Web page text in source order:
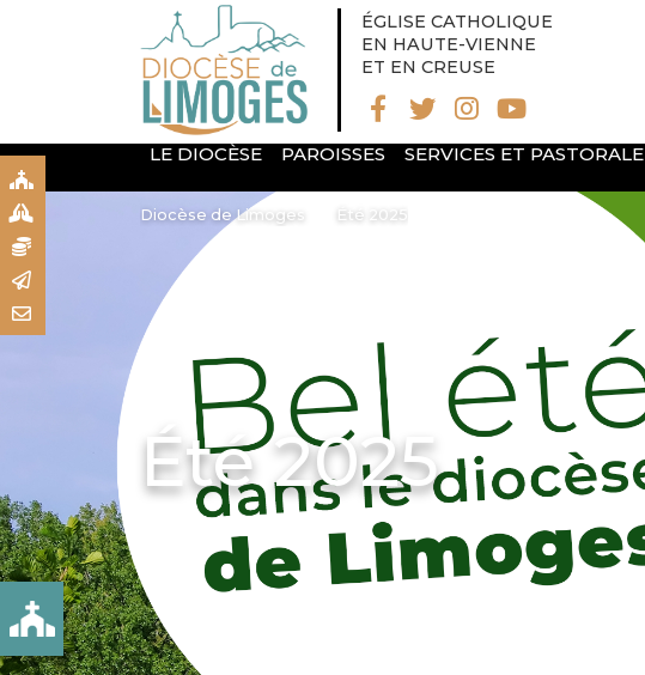
ÉGLISE CATHOLIQUE
EN HAUTE-VIENNE
ET EN CREUSE
LE DIOCÈSE PAROISSES SERVICES ET PASTORALE
Diocèse de Limoges Été 2025
Été 2025